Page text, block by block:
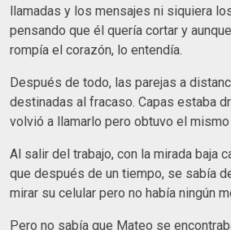
llamadas y los mensajes ni siquiera
pensando que él quería cortar y
rompía el corazón, lo entendía.
Después de todo, las parejas a
destinadas al fracaso. Capas estaba
volvió a llamarlo pero obtuvo el mismo
Al salir del trabajo, con la mirada baja
que después de un tiempo, se sabía
mirar su celular pero no había ningún
Pero no sabía que Mateo se